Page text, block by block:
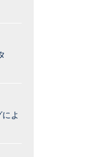
よ